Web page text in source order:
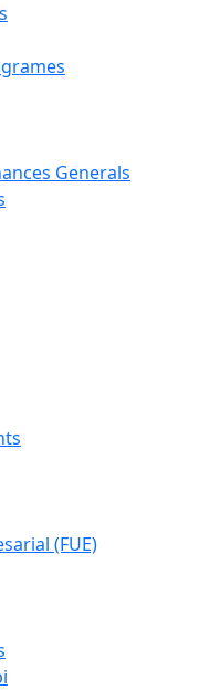
Generals
(FUE)